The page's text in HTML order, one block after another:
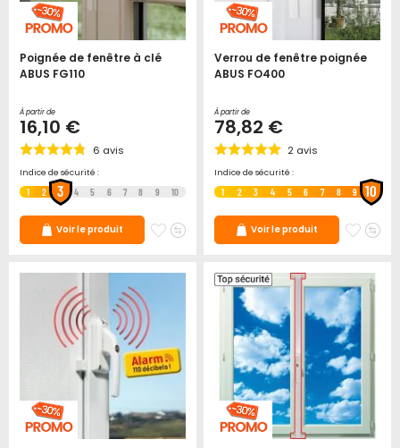
Poignée de fenêtre à clé
ABUS FG110
À partir de
16,10 €
6 avis
Indice de sécurité :
1 2 3 4 5 6 7 8 9 10
Voir le produit
AjouterAjouter
Verrou de fenêtre poignée
ABUS FO400
À partir de
78,82 €
2 avis
Indice de sécurité :
1 2 3 4 5 6 7 8 9 10
Voir le produit